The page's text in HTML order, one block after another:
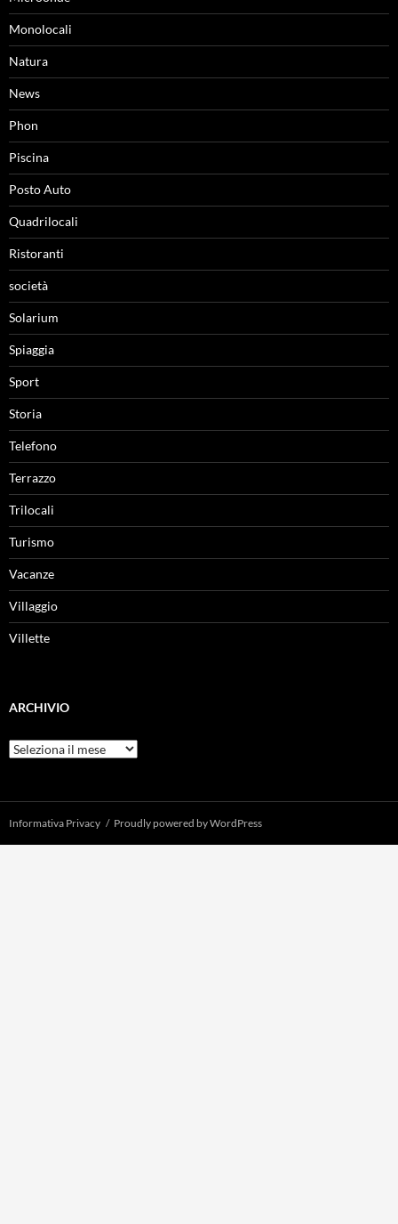
Monolocali
Natura
News
Phon
Piscina
Posto Auto
Quadrilocali
Ristoranti
società
Solarium
Spiaggia
Sport
Storia
Telefono
Terrazzo
Trilocali
Turismo
Vacanze
Villaggio
Villette
ARCHIVIO
Archivio
Informativa Privacy Proudly powered by WordPress